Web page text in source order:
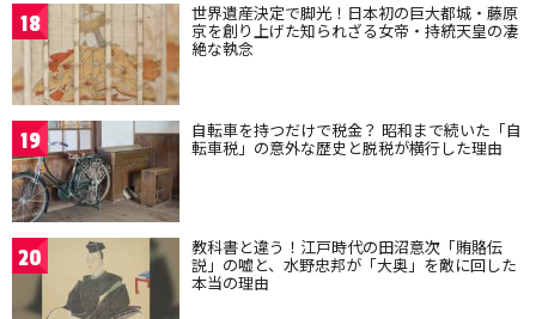
18 世界遺産決定で脚光！日本初の巨大都城・藤原
京を創り上げた知られざる女帝・持統天皇の凄
絶な執念
19 自転車を持つだけで税金？ 昭和まで続いた「自
転車税」の意外な歴史と脱税が横行した理由
20 教科書と違う！江戸時代の田沼意次「賄賂伝
説」の嘘と、水野忠邦が「大奥」を敵に回した
本当の理由